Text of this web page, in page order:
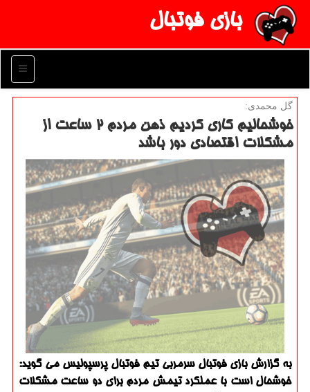
بازی فوتبال
منو
گل محمدی:
خوشحالیم كاری كردیم ذهن مردم ۲ ساعت از
مشكلات اقتصادی دور باشد
به گزارش بازی فوتبال سرمربی تیم فوتبال پرسپولیس می گوید:
خوشحال است با عملكرد تیمش مردم برای دو ساعت مشكلات